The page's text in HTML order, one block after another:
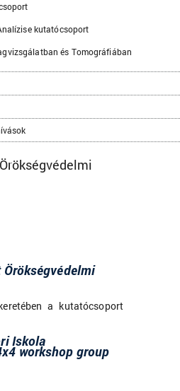
kutatócsoport
és Tomográfiában
a kutatócsoport
Iskola
workshop group